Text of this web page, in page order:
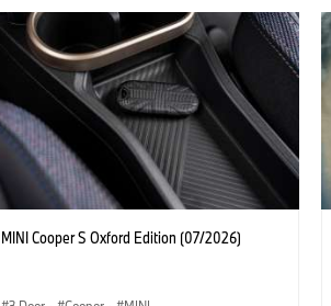
MINI Cooper S Oxford Edition (07/2026)